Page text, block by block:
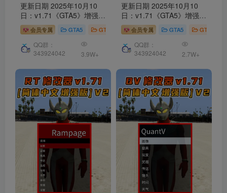
更新日期 2025年10月10
日：v1.71《GTA5》增强版
分享4个修改器
[ ST – RT –
NT – QV ] 共用版 [简体汉
化] V2
会员专属 GTA5 GTA5 工具
QQ群：
343924042
3.9W+
更新日期 2025年10月10
日：v1.71《GTA5》增强版
Simple Trainer
[简
体汉化] V2
会员专属 GTA5 GTA5 工具
QQ群：
343924042
2.7W+